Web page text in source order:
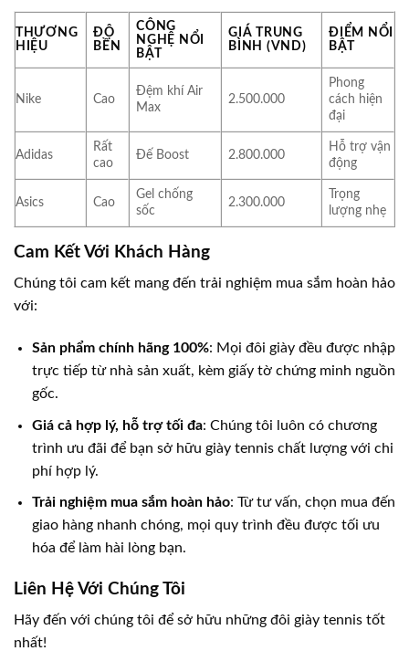
THƯƠNG
HIỆU
ĐỘ
BỀN
CÔNG
NGHỆ NỔI
BẬT
GIÁ TRUNG
BÌNH (VND)
ĐIỂM NỔI
BẬT
Nike Cao
Đệm khí Air
Max
2.500.000
Phong
cách hiện
đại
Adidas
Rất
cao
Đế Boost 2.800.000
Hỗ trợ vận
động
Asics Cao
Gel chống
sốc
2.300.000
Trọng
lượng nhẹ
Cam Kết Với Khách Hàng
Chúng tôi cam kết mang đến trải nghiệm mua sắm hoàn hảo
với:
Sản phẩm chính hãng 100%: Mọi đôi giày đều được nhập
trực tiếp từ nhà sản xuất, kèm giấy tờ chứng minh nguồn
gốc.
Giá cả hợp lý, hỗ trợ tối đa: Chúng tôi luôn có chương
trình ưu đãi để bạn sở hữu giày tennis chất lượng với chi
phí hợp lý.
Trải nghiệm mua sắm hoàn hảo: Từ tư vấn, chọn mua đến
giao hàng nhanh chóng, mọi quy trình đều được tối ưu
hóa để làm hài lòng bạn.
Liên Hệ Với Chúng Tôi
Hãy đến với chúng tôi để sở hữu những đôi giày tennis tốt
nhất!